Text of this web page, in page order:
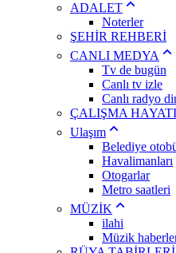
ADALET
Noterler
ŞEHİR REHBERİ
CANLI MEDYA
Tv de bugün
Canlı tv izle
Canlı radyo
ÇALIŞMA HAYATI
Ulaşım
Belediye
Havalimanları
Otogarlar
Metro saatleri
MÜZİK
ilahi
Müzik